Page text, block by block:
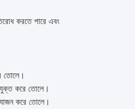
করতে পারে এবং
তোলে।
করে তোলে।
করে তোলে।